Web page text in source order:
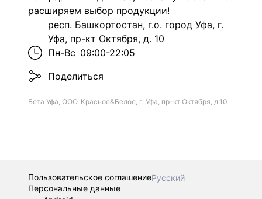
расширяем выбор продукции!
респ. Башкортостан, г.о. город Уфа, г.
Уфа, пр-кт Октября, д. 10
Пн-Вс 09:00-22:05
Поделиться
Бета Уфа, ООО, Красное&Белое, г. Уфа, пр-кт Октября, д.10
Пользовательское соглашениеРусский
Персональные данные